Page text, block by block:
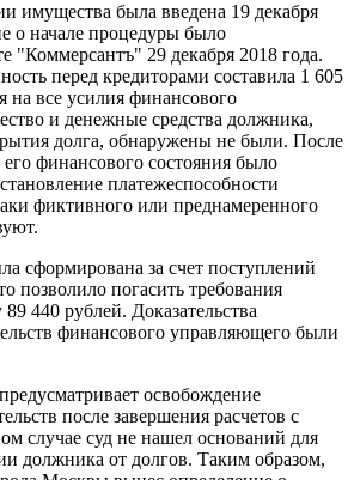
имущества была введена 19 декабря
о начале процедуры было
"Коммерсантъ" 29 декабря 2018 года.
перед кредиторами составила 1 605
на все усилия финансового
и денежные средства должника,
долга, обнаружены не были. После
его финансового состояния было
платежеспособности
фиктивного или преднамеренного
сформирована за счет поступлений
позволило погасить требования
440 рублей. Доказательства
финансового управляющего были
освобождение
после завершения расчетов с
случае суд не нашел оснований для
должника от долгов. Таким образом,